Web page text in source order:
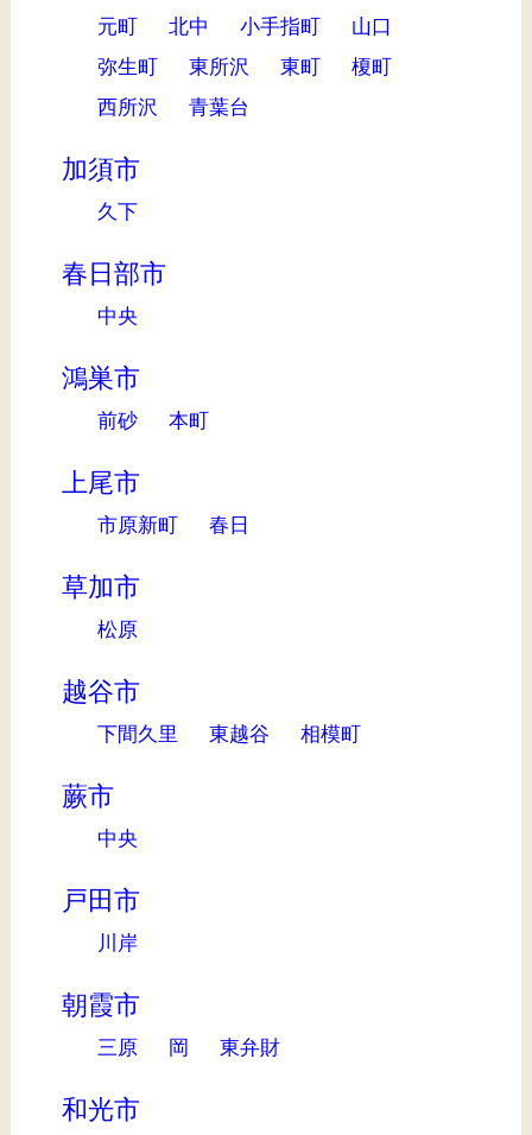
元町 北中 小手指町
山口
弥生町
東所沢 東町
榎町
西所沢
青葉台
加須市
久下
春日部市
中央
鴻巣市
前砂 本町
上尾市
市原新町 春日
草加市
松原
越谷市
下間久里 東越谷 相模町
蕨市
中央
戸田市
川岸
朝霞市
三原 岡 東弁財
和光市